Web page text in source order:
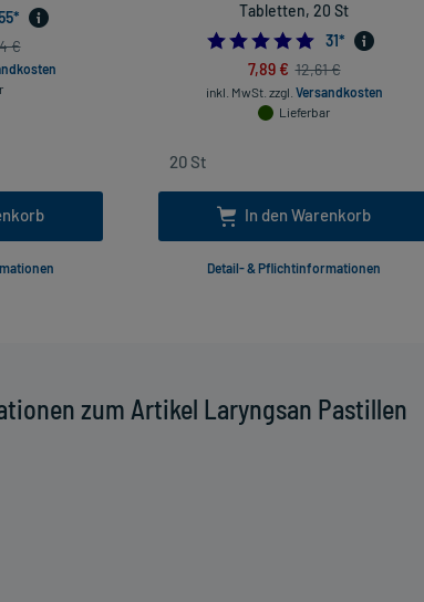
zum Artikel Laryngsan Pastillen
*
€
Tabletten, 20 St
31*
7,89 € 12,61 €
inkl. MwSt. zzgl. Versandkosten
Lieferbar
In den Warenkorb
Detail- & Pflichtinformationen